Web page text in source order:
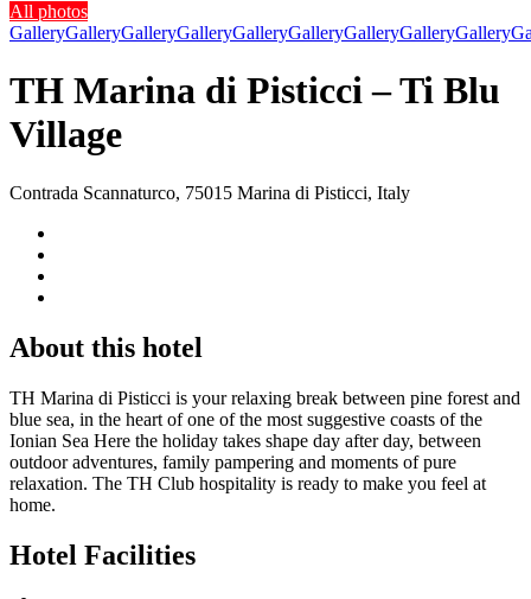
All photos
GalleryGalleryGalleryGalleryGalleryGalleryGalleryGalleryGallery
TH Marina di Pisticci – Ti Blu
Village
Contrada Scannaturco, 75015 Marina di Pisticci, Italy
About this hotel
TH Marina di Pisticci is your relaxing break between pine forest and
blue sea, in the heart of one of the most suggestive coasts of the
Ionian Sea Here the holiday takes shape day after day, between
outdoor adventures, family pampering and moments of pure
relaxation. The TH Club hospitality is ready to make you feel at
home.
Hotel Facilities